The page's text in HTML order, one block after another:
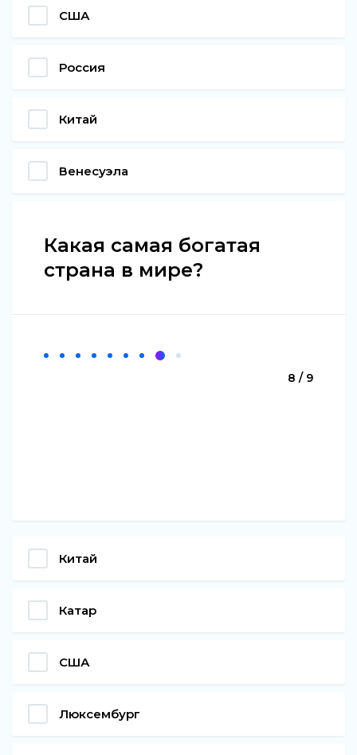
США
Россия
Китай
Венесуэла
Какая самая богатая
страна в мире?
8 / 9
Китай
Катар
США
Люксембург